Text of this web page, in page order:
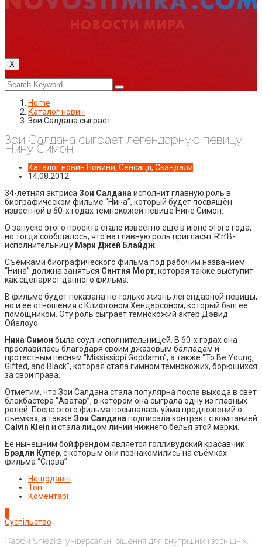
X
Home
Каталог новин
Зои Салдана сыграет…
Зои Салдана сыграет легендарную певицу
Нину Симон
Каталог новин Новини, Сенсації, Скандали
14.08.2012
34-летняя актриса Зои Салдана исполнит главную роль в
биографическом фильме “Нина”, который будет посвящён
известной в 60-х годах темнокожей певице Нине Симон.
О запуске этого проекта стало известно ещё в июне этого года,
но тогда сообщалось, что на главную роль пригласят R’n’B-
исполнительницу Мэри Джей Блайдж
Съёмками биографического фильма под рабочим названием
“Нина” должна заняться Синтия Морт, которая также выступит
как сценарист данного фильма.
В фильме будет показана не только жизнь легендарной певицы,
но и её отношения с Клифтоном Хендерсоном, который был её
помощником. Эту роль сыграет темнокожий актёр Дэвид
Ойелоуо.
Нина Симон была соул-исполнительницей. В 60-х годах она
прославилась благодаря своим джазовым балладам и
протестным песням “Mississippi Goddamn”, а также “To Be Young,
Gifted, and Black”, которая стала гимном темнокожих, борющихся
за свои права.
Отметим, что Зои Салдана стала популярна после выхода в свет
блокбастера “Аватар”, в котором она сыграла одну из главных
ролей. После этого фильма посыпалась уйма предложений о
съёмках, а также Зои Салдана подписала контракт с компанией
Calvin Klein и стала лицом линии нижнего белья этой марки.
Её нынешним бойфрендом является голливудский красавчик
Брэдли Купер, с которым они познакомились на съёмках
фильма “Слова”.
Нещодавні
Топ
Коментарі
Суспільство
Фарби Sniezka: універсальні рішення для внутрішніх і зовнішніх...